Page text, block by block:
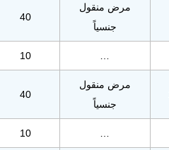
مرض منقول
جنسياً
40
10
مرض منقول
جنسياً
40
10